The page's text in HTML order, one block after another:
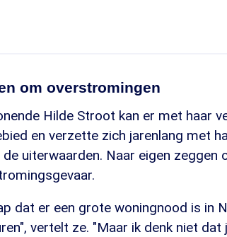
om overstromingen
Hilde Stroot kan er met haar
en verzette zich jarenlang met
de uiterwaarden. Naar eigen
dat er een grote woningnood is in
vertelt ze. "Maar ik denk niet